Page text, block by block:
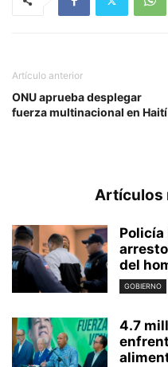
Artículo anterior
ONU aprueba desplegar
fuerza multinacional en Haití
Artículos
Policía
arresto
del
GOBIERNO
4.7